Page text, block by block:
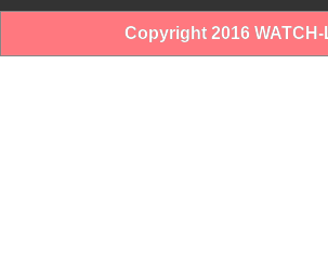
Copyright 2016 WATCH-